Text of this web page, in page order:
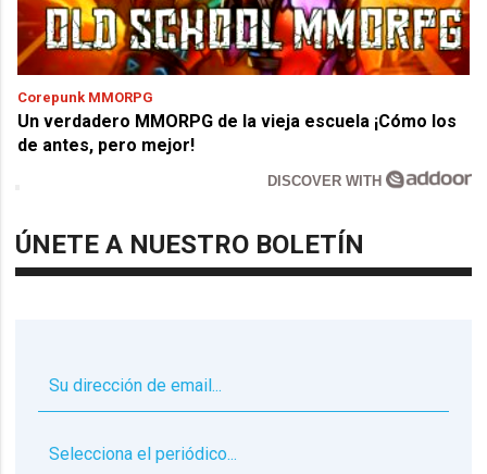
Corepunk MMORPG
Un verdadero MMORPG de la vieja escuela ¡Cómo los
de antes, pero mejor!
DISCOVER WITH
ÚNETE A NUESTRO BOLETÍN